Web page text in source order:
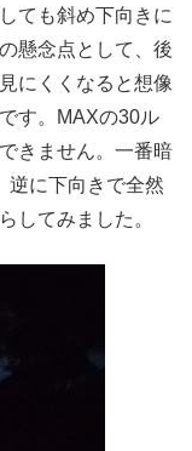
ても斜め下向きに
懸念点として、後
にくくなると想像
す。MAXの30ル
きません。一番暗
逆に下向きで全然
してみました。